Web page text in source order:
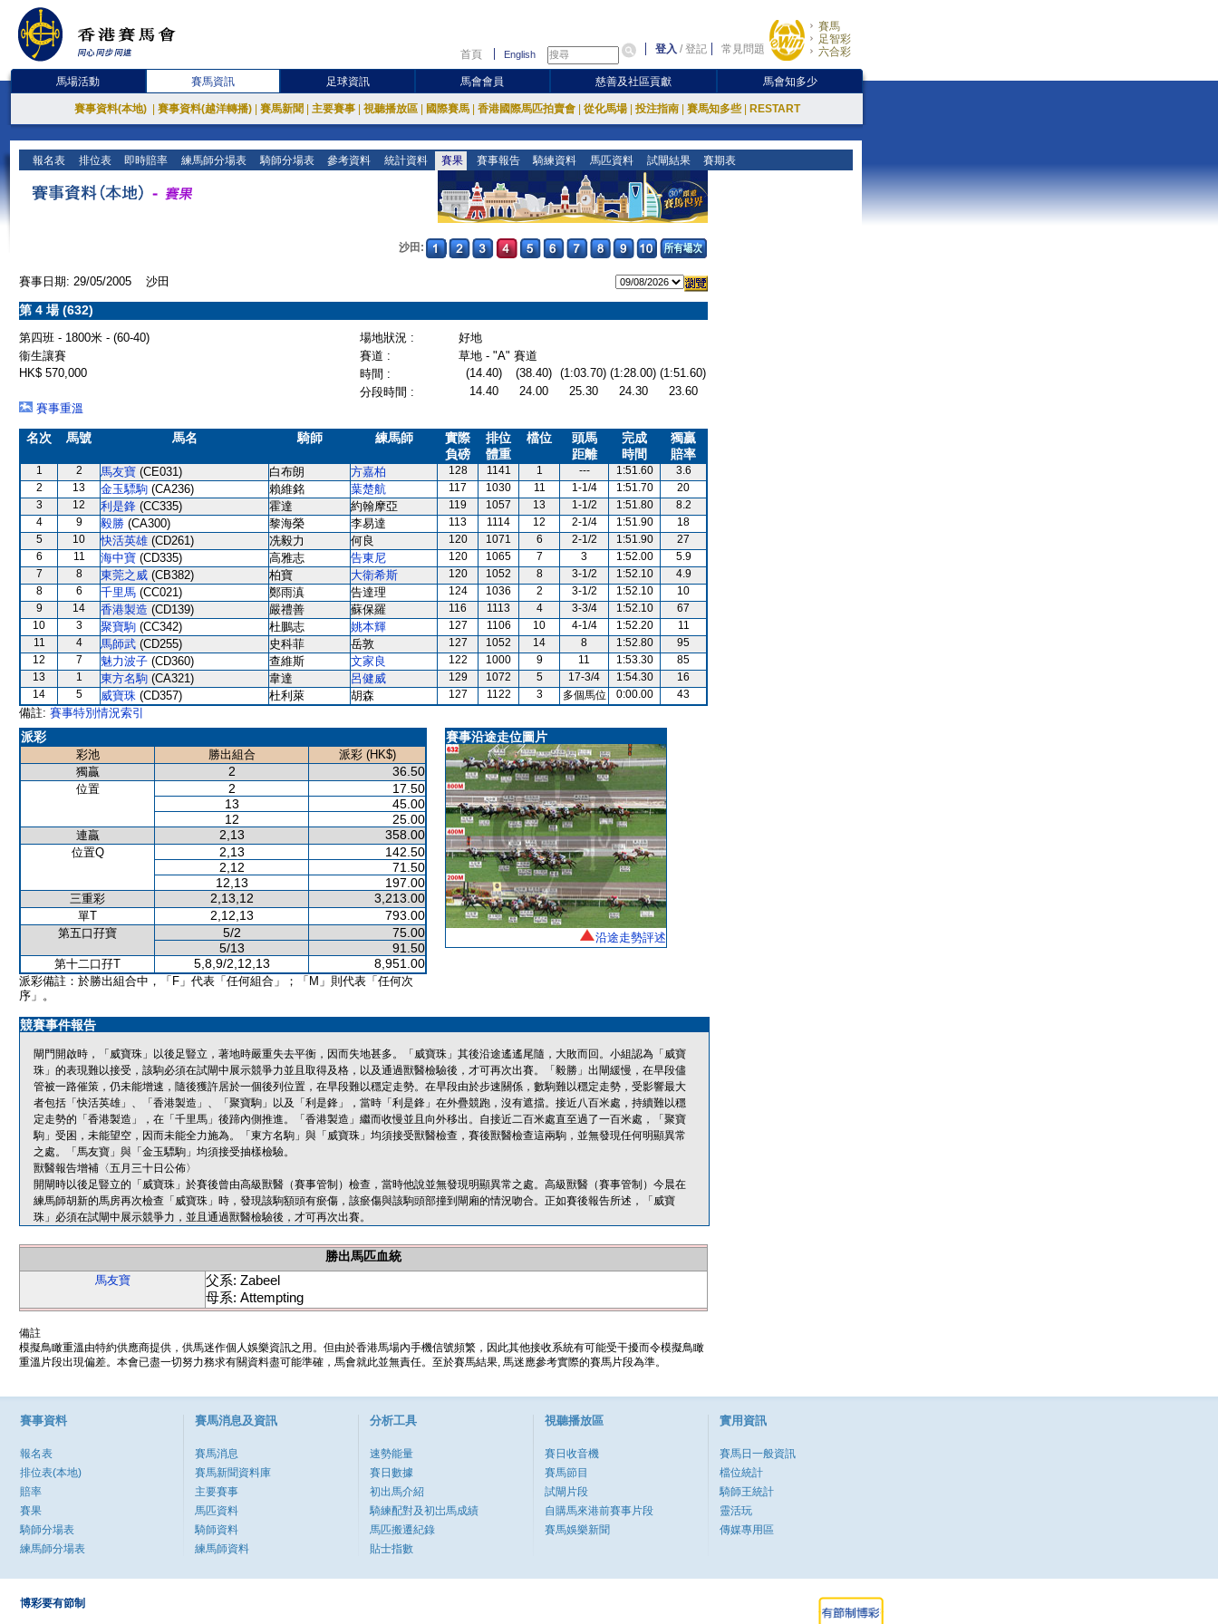
首頁 English 登入 /登記 常見問題
賽馬
足智彩
六合彩
馬場活動 賽馬資訊 足球資訊 馬會會員 慈善及社區貢獻 馬會知多少
賽事資料(本地) 賽事資料(越洋轉播) 賽馬新聞 主要賽事 視聽播放區 國際賽馬 香港國際馬匹拍賣會 從化馬場 投注指南 賽馬知多些 RESTART
報名表 排位表 即時賠率 練馬師分場表 騎師分場表 參考資料 統計資料 賽果 賽事報告 騎練資料 馬匹資料 試閘結果 賽期表
沙田:
賽事日期: 29/05/2005 沙田
第 4 場 (632)
第四班 - 1800米 - (60-40) 場地狀況 :
好地
衞生讓賽
賽道 :
草地 - "A" 賽道
HK$ 570,000
時間 : (14.40) (38.40) (1:03.70) (1:28.00) (1:51.60)
分段時間 :
14.40 24.00 25.30 24.30
23.60
賽事重溫
名次 馬號 馬名 騎師 練馬師
實際
負磅
排位
體重
檔位
頭馬
距離
完成
時間
獨贏
賠率
1 2 馬友寶 (CE031) 白布朗 方嘉柏 128 1141 1 --- 1:51.60
3.6
2
13 金玉驃駒 (CA236) 賴維銘 葉楚航 117 1030 11 1-1/4 1:51.70
20
3
12 利是鋒 (CC335) 霍達 約翰摩亞 119 1057 13 1-1/2 1:51.80
8.2
4
9 毅勝 (CA300) 黎海榮 李易達 113 1114 12 2-1/4 1:51.90
18
5
10 快活英雄 (CD261) 冼毅力 何良 120 1071 6 2-1/2 1:51.90
27
6
11 海中寶 (CD335) 高雅志 告東尼 120 1065 7 3 1:52.00
5.9
7
8 東莞之威 (CB382) 柏寶 大衛希斯 120 1052 8 3-1/2 1:52.10
4.9
8
6 千里馬 (CC021) 鄭雨滇 告達理 124 1036 2 3-1/2 1:52.10
10
9
14 香港製造 (CD139) 嚴禮善 蘇保羅 116 1113 4 3-3/4 1:52.10
67
10
3 聚寶駒 (CC342) 杜鵬志 姚本輝 127 1106 10 4-1/4 1:52.20
11
11
4 馬師武 (CD255) 史科菲 岳敦 127 1052 14 8 1:52.80
95
12
7 魅力波子 (CD360) 查維斯 文家良 122 1000 9 11 1:53.30
85
13
1 東方名駒 (CA321) 韋達 呂健威 129 1072 5 17-3/4 1:54.30
16
14
5 威寶珠 (CD357) 杜利萊 胡森 127 1122 3 多個馬位 0:00.00 43
備註: 賽事特別情況索引
派彩
彩池 勝出組合
派彩 (HK$)
獨贏
2 36.50
位置 2
17.50
13
45.00
12
25.00
連贏 2,13 358.00
位置Q 2,13
142.50
2,12
71.50
12,13
197.00
三重彩 2,13,12 3,213.00
單T 2,12,13 793.00
第五口孖寶 5/2
75.00
5/13
91.50
第十二口孖T 5,8,9/2,12,13 8,951.00
派彩備註：於勝出組合中，「F」代表「任何組合」；「M」則代表「任何次
序」。
賽事沿途走位圖片
沿途走勢評述
競賽事件報告
閘門開啟時，「威寶珠」以後足豎立，著地時嚴重失去平衡，因而失地甚多。「威寶珠」其後沿途遙遙尾隨，大敗而回。小組認為「威寶
珠」的表現難以接受，該駒必須在試閘中展示競爭力並且取得及格，以及通過獸醫檢驗後，才可再次出賽。「毅勝」出閘緩慢，在早段儘
管被一路催策，仍未能增速，隨後獲許居於一個後列位置，在早段難以穩定走勢。在早段由於步速關係，數駒難以穩定走勢，受影響最大
者包括「快活英雄」、「香港製造」、「聚寶駒」以及「利是鋒」，當時「利是鋒」在外疊競跑，沒有遮擋。接近八百米處，持續難以穩
定走勢的「香港製造」，在「千里馬」後蹄內側推進。「香港製造」繼而收慢並且向外移出。自接近二百米處直至過了一百米處，「聚寶
駒」受困，未能望空，因而未能全力施為。「東方名駒」與「威寶珠」均須接受獸醫檢查，賽後獸醫檢查這兩駒，並無發現任何明顯異常
之處。「馬友寶」與「金玉驃駒」均須接受抽樣檢驗。
獸醫報告增補〈五月三十日公佈〉
開閘時以後足豎立的「威寶珠」於賽後曾由高級獸醫（賽事管制）檢查，當時他說並無發現明顯異常之處。高級獸醫（賽事管制）今晨在
練馬師胡新的馬房再次檢查「威寶珠」時，發現該駒額頭有瘀傷，該瘀傷與該駒頭部撞到閘廂的情況吻合。正如賽後報告所述，「威寶
珠」必須在試閘中展示競爭力，並且通過獸醫檢驗後，才可再次出賽。
勝出馬匹血統
馬友寶
父系: Zabeel
母系: Attempting
備註
模擬鳥瞰重溫由特約供應商提供，供馬迷作個人娛樂資訊之用。但由於香港馬場內手機信號頻繁，因此其他接收系統有可能受干擾而令模擬鳥瞰
重溫片段出現偏差。本會已盡一切努力務求有關資料盡可能準確，馬會就此並無責任。至於賽馬結果, 馬迷應參考實際的賽馬片段為準。
賽事資料
報名表
排位表(本地)
賠率
賽果
騎師分場表
練馬師分場表
賽馬消息及資訊
賽馬消息
賽馬新聞資料庫
主要賽事
馬匹資料
騎師資料
練馬師資料
分析工具
速勢能量
賽日數據
初出馬介紹
騎練配對及初岀馬成績
馬匹搬遷紀錄
貼士指數
視聽播放區
賽日收音機
賽馬節目
試閘片段
自購馬來港前賽事片段
賽馬娛樂新聞
實用資訊
賽馬日一般資訊
檔位統計
騎師王統計
靈活玩
傳媒專用區
博彩要有節制